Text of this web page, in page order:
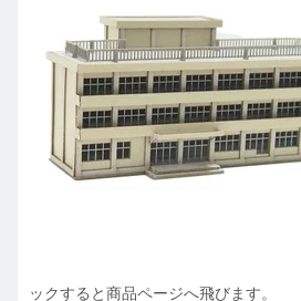
ックすると商品ページへ飛びます。